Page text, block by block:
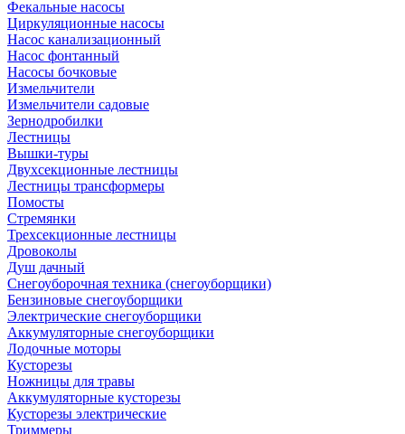
Фекальные насосы
Циркуляционные насосы
Насос канализационный
Насос фонтанный
Насосы бочковые
Измельчители
Измельчители садовые
Зернодробилки
Лестницы
Вышки-туры
Двухсекционные лестницы
Лестницы трансформеры
Помосты
Стремянки
Трехсекционные лестницы
Дровоколы
Душ дачный
Снегоуборочная техника (снегоуборщики)
Бензиновые снегоуборщики
Электрические снегоуборщики
Аккумуляторные снегоуборщики
Лодочные моторы
Кусторезы
Ножницы для травы
Аккумуляторные кусторезы
Кусторезы электрические
Триммеры